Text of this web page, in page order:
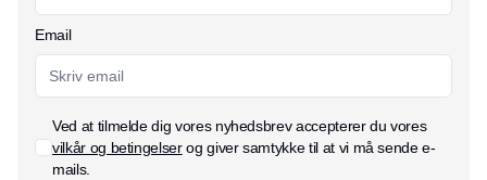
Email
Ved at tilmelde dig vores nyhedsbrev accepterer du vores
vilkår og betingelserog giver samtykke til at vi må sende e-
mails.